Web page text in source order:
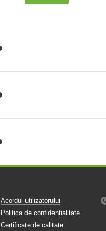
Acordul utilizatorului
Politica de confidențialitate
Certificate de calitate